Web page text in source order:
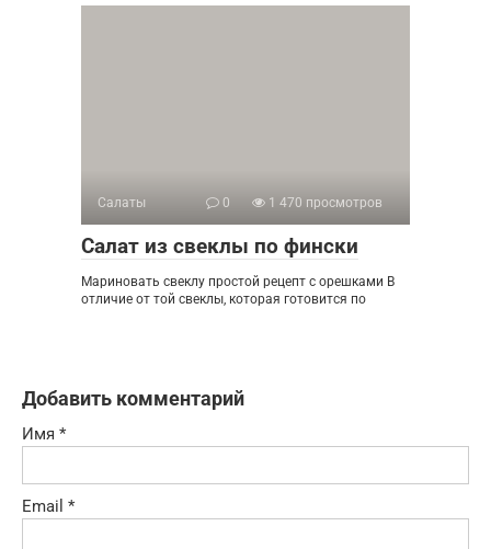
Салаты 0 1 470 просмотров
Салат из свеклы по фински
Мариновать свеклу простой рецепт с орешками В
отличие от той свеклы, которая готовится по
Добавить комментарий
Имя *
Email *